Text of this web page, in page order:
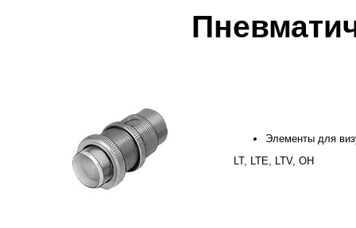
Элементы для
LT, LTE, LTV, OH